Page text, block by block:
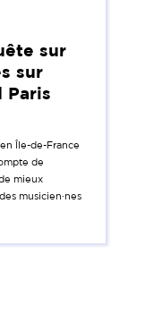
sur
sur
Paris
Île-de-France
de
mieux
musicien·nes